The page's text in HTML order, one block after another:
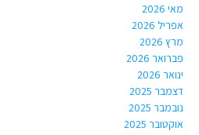
מאי 2026
אפריל 2026
מרץ 2026
פברואר 2026
ינואר 2026
דצמבר 2025
נובמבר 2025
אוקטובר 2025